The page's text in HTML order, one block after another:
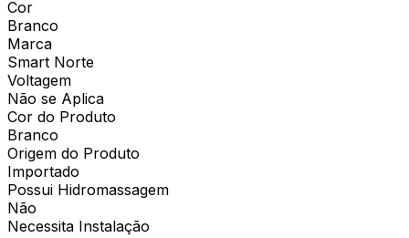
Cor
Branco
Marca
Smart Norte
Voltagem
Não se Aplica
Cor do Produto
Branco
Origem do Produto
Importado
Possui Hidromassagem
Não
Necessita Instalação